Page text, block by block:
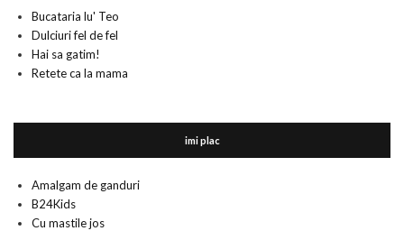
Bucataria lu' Teo
Dulciuri fel de fel
Hai sa gatim!
Retete ca la mama
imi plac
Amalgam de ganduri
B24Kids
Cu mastile jos